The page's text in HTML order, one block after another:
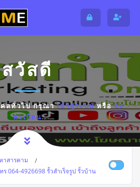
สวัสดี
ลทั่วไปกรุณาเข้าสู่ระบบหรือลง
ทะเบียน
าสารคาม
ร 064-4926698 รั้วสำเร็จรูป รั้วบ้าน